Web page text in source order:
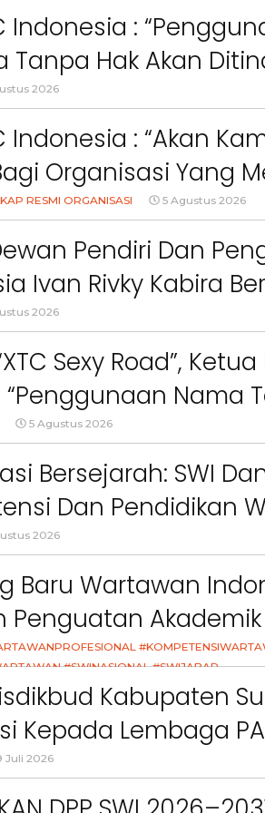
Anak Di Era Digital
Indonesia :
Tanpa Hak Akan
2026
Indonesia : “Akan
Organisasi Yang
Warna, Bendera
Izin”
RESMI ORGANISASI 5 Agustus 2026
Pendiri Dan
Ivan Rivky Kabira
Sikap Terkait “XTC
2026
Sexy Road”,
“Penggunaan Nama
Ketentuan
5 Agustus 2026
Bersejarah: SWI
Dan Pendidikan
2026
Baru Wartawan
Penguatan
#SWINASIONAL #SWIJABAR
Kabupaten
Kepada Lembaga
MPLS Dan G7KAIH
Juli 2026
Sorotan Sorotan
Berita
Utama
Berita
Empat Tahun Janji Membeku,
Sawah Rusak: Ahli Waris
Tagih Tanggung Jawab
Pemkab Bandung Barat